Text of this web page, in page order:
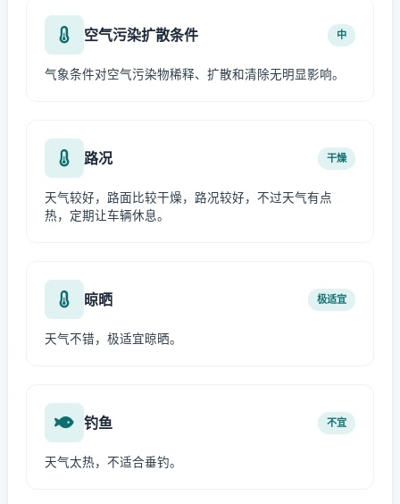
空气污染扩散条件 中
气象条件对空气污染物稀释、扩散和清除无明显影响。
路况 干燥
天气较好，路面比较干燥，路况较好，不过天气有点
热，定期让车辆休息。
晾晒 极适宜
天气不错，极适宜晾晒。
钓鱼 不宜
天气太热，不适合垂钓。